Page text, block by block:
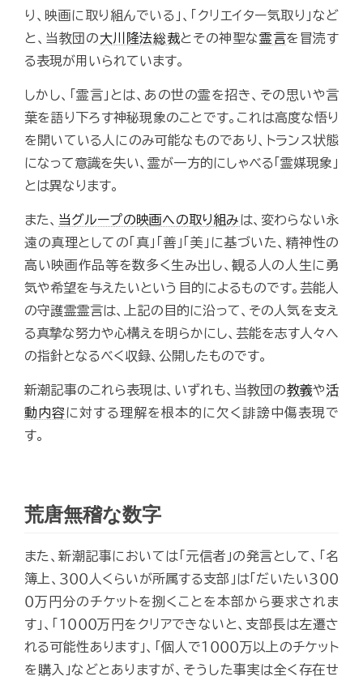
り、映画に取り組んでいる」、「クリエイター気取り」など
と、当教団の大川隆法総裁とその神聖な霊言を冒涜す
る表現が用いられています。
しかし、「霊言」とは、あの世の霊を招き、その思いや言
葉を語り下ろす神秘現象のことです。これは高度な悟り
を開いている人にのみ可能なものであり、トランス状態
になって意識を失い、霊が一方的にしゃべる「霊媒現象」
とは異なります。
また、 当グループの映画への取り組みは、変わらない永
遠の真理としての「真」「善」「美」に基づいた、精神性の
高い映画作品等を数多く生み出し、観る人の人生に勇
気や希望を与えたいという目的によるものです。芸能人
の守護霊霊言は、上記の目的に沿って、その人気を支え
る真摯な努力や心構えを明らかにし、芸能を志す人々へ
の指針となるべく収録、公開したものです。
新潮記事のこれら表現は、いずれも、当教団の教義や活
動内容に対する理解を根本的に欠く誹謗中傷表現で
す。
荒唐無稽な数字
また、新潮記事においては「元信者」の発言として、「名
簿上、３００人くらいが所属する支部」は「だいたい３００
０万円分のチケットを捌くことを本部から要求されま
す」、「１０００万円をクリアできないと、支部長は左遷さ
れる可能性あります」、「個人で１０００万以上のチケット
を購入」などとありますが、そうした事実は全く存在せ